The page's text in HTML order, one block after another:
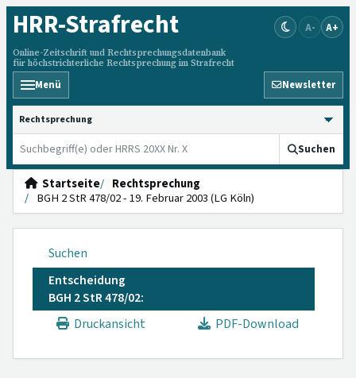
HRR-Strafrecht
Online-Zeitschrift und Rechtsprechungsdatenbank
für höchstrichterliche Rechtsprechung im Strafrecht
A- A+
Menü Newsletter
HRRS durchsuchen
Suchen
Startseite
Rechtsprechung
BGH 2 StR 478/02 - 19. Februar 2003 (LG Köln)
Suchen
Entscheidung
BGH 2 StR 478/02:
Druckansicht
PDF-Download